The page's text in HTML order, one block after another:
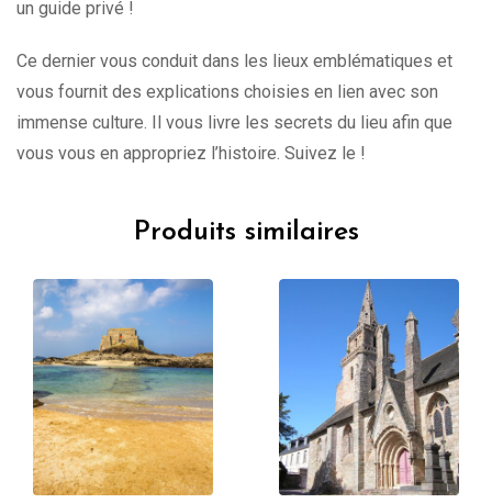
un guide privé !
Ce dernier vous conduit dans les lieux emblématiques et
vous fournit des explications choisies en lien avec son
immense culture. Il vous livre les secrets du lieu afin que
vous vous en appropriez l’histoire. Suivez le !
Produits similaires